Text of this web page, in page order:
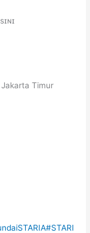
Jakarta Timur
#STARI